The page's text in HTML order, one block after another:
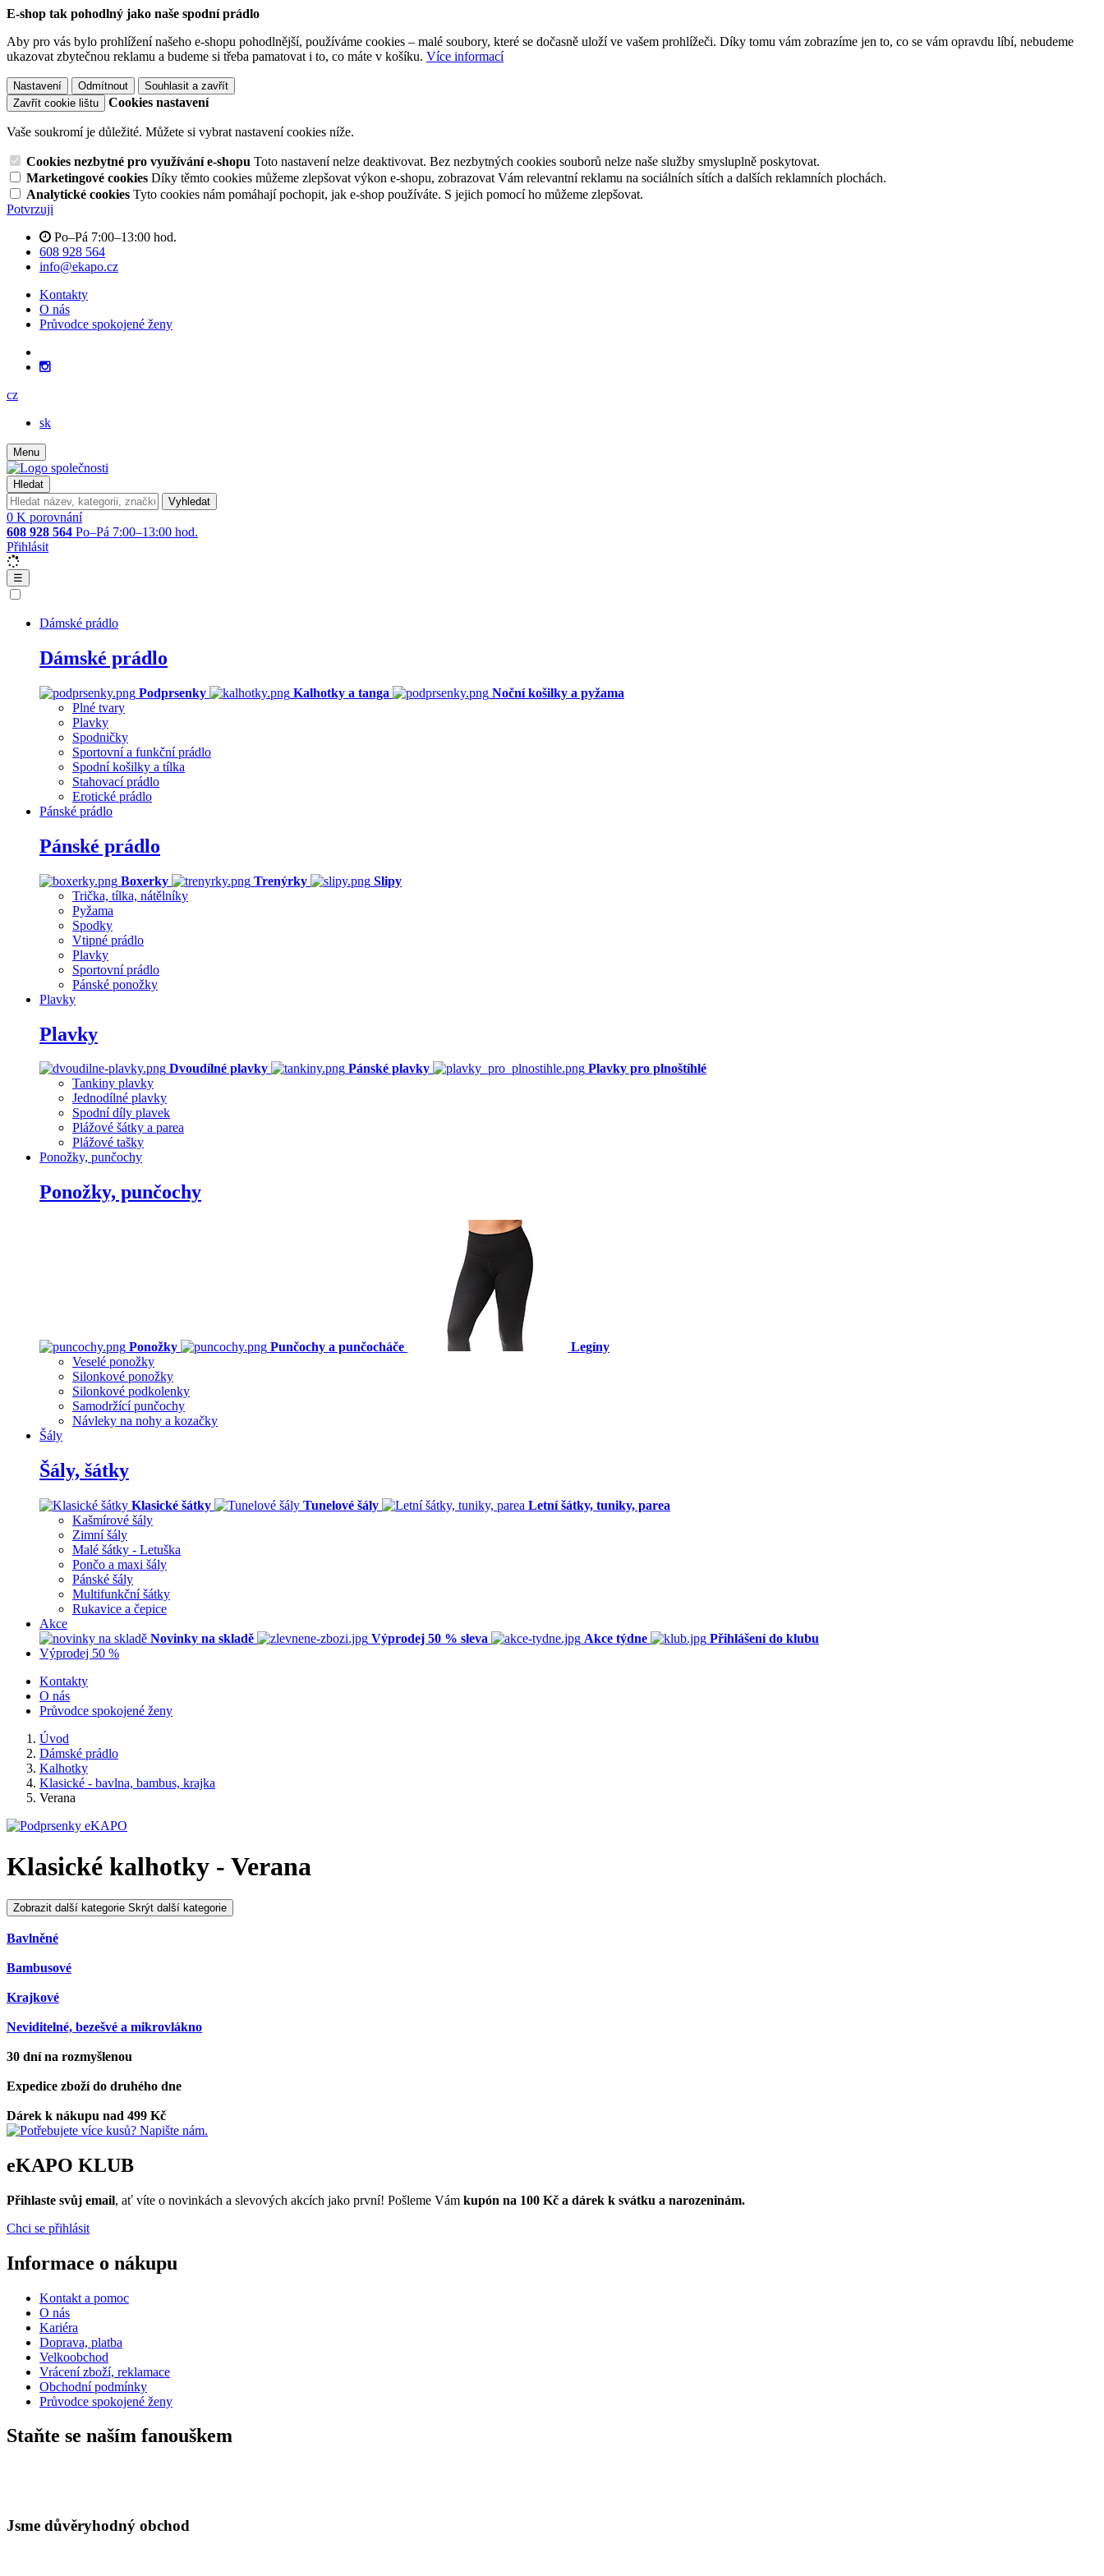
E-shop tak pohodlný jako naše spodní prádlo
Aby pro vás bylo prohlížení našeho e-shopu pohodlnější, používáme cookies – malé soubory, které se dočasně uloží ve vašem prohlížeči. Díky tomu vám zobrazíme jen to, co se vám opravdu líbí, nebudeme
ukazovat zbytečnou reklamu a budeme si třeba pamatovat i to, co máte v košíku. Více informací
Nastavení Odmítnout
Souhlasit a zavřít
Zavřít cookie lištu
Cookies nastavení
Vaše soukromí je důležité. Můžete si vybrat nastavení cookies níže.
Cookies nezbytné pro využívání e-shopu Toto nastavení nelze deaktivovat. Bez nezbytných cookies souborů nelze naše služby smysluplně poskytovat.
Marketingové cookies Díky těmto cookies můžeme zlepšovat výkon e-shopu, zobrazovat Vám relevantní reklamu na sociálních sítích a dalších reklamních plochách.
Analytické cookies Tyto cookies nám pomáhají pochopit, jak e-shop používáte. S jejich pomocí ho můžeme zlepšovat.
Potvrzuji
Po–Pá 7:00–13:00 hod.
608 928 564
info@ekapo.cz
Kontakty
O nás
Průvodce spokojené ženy
cz
sk
Menu
Hledat
Vyhledat
0 K porovnání
608 928 564 Po–Pá 7:00–13:00 hod.
Přihlásit
☰
Dámské prádlo
Dámské prádlo
Podprsenky Kalhotky a tanga
Noční košilky a pyžama
Plné tvary
Plavky
Spodničky
Sportovní a funkční prádlo
Spodní košilky a tílka
Stahovací prádlo
Erotické prádlo
Pánské prádlo
Pánské prádlo
Boxerky Trenýrky
Slipy
Trička, tílka, nátělníky
Pyžama
Spodky
Vtipné prádlo
Plavky
Sportovní prádlo
Pánské ponožky
Plavky
Plavky
Dvoudílné plavky Pánské plavky
Plavky pro plnoštíhlé
Tankiny plavky
Jednodílné plavky
Spodní díly plavek
Plážové šátky a parea
Plážové tašky
Ponožky, punčochy
Ponožky, punčochy
Ponožky Punčochy a punčocháče
Legíny
Veselé ponožky
Silonkové ponožky
Silonkové podkolenky
Samodržící punčochy
Návleky na nohy a kozačky
Šály
Šály, šátky
Klasické šátky Tunelové šály
Letní šátky, tuniky, parea
Kašmírové šály
Zimní šály
Malé šátky - Letuška
Pončo a maxi šály
Pánské šály
Multifunkční šátky
Rukavice a čepice
Akce
Novinky na skladě
Výprodej 50 % sleva Akce týdne
Přihlášení do klubu
Výprodej 50 %
Kontakty
O nás
Průvodce spokojené ženy
Úvod
Dámské prádlo
Kalhotky
Klasické - bavlna, bambus, krajka
Verana
Klasické kalhotky - Verana
Zobrazit další kategorie Skrýt další kategorie
Bavlněné
Bambusové
Krajkové
Neviditelné, bezešvé a mikrovlákno
30 dní na rozmyšlenou
Expedice zboží do druhého dne
Dárek k nákupu nad 499 Kč
eKAPO KLUB
Přihlaste svůj email, ať víte o novinkách a slevových akcích jako první! Pošleme Vám kupón na 100 Kč a dárek k svátku a narozeninám.
Chci se přihlásit
Informace o nákupu
Kontakt a pomoc
O nás
Kariéra
Doprava, platba
Velkoobchod
Vrácení zboží, reklamace
Obchodní podmínky
Průvodce spokojené ženy
Staňte se naším fanouškem
Jsme důvěryhodný obchod